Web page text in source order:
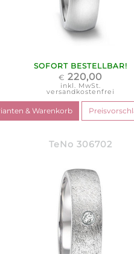
SOFORT BESTELLBAR!
€ 220,00
inkl. MwSt.
versandkostenfrei
TeNo 306702